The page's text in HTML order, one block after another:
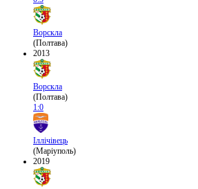
Ворскла
(Полтава)
2013
Ворскла
(Полтава)
1:0
Іллічівець
(Маріуполь)
2019